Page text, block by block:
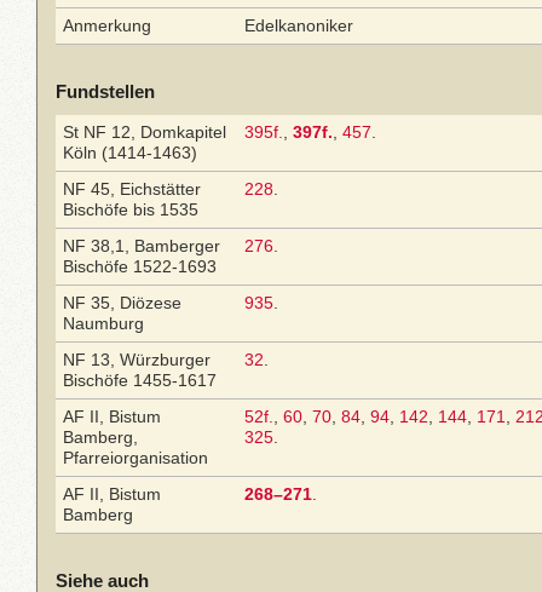
Anmerkung
Edelkanoniker
Fundstellen
St NF 12, Domkapitel
Köln (1414-1463)
395f. 397f. 457
NF 45, Eichstätter
Bischöfe bis 1535
228
NF 38,1, Bamberger
Bischöfe 1522-1693
276
NF 35, Diözese
Naumburg
935
NF 13, Würzburger
Bischöfe 1455-1617
32
AF II, Bistum
Bamberg,
Pfarreiorganisation
52f. 60 70 84 94 142 144 171
325
AF II, Bistum
Bamberg
268–271
Siehe auch